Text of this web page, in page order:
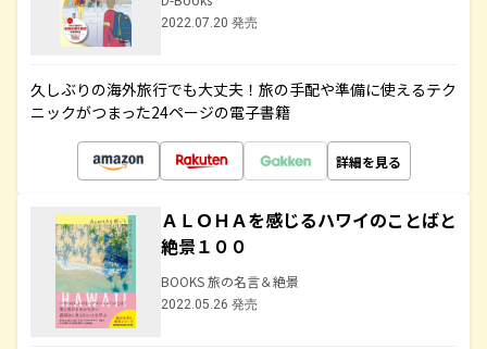
2022.07.20 発売
久しぶりの海外旅行でも大丈夫！旅の手配や準備に使えるテク
ニックがつまった24ページの電子書籍
詳細を見る
ＡＬＯＨＡを感じるハワイのことばと
絶景１００
BOOKS 旅の名言＆絶景
2022.05.26 発売